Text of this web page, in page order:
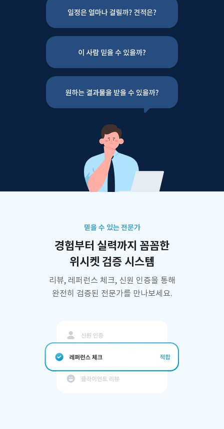
믿을 수 있는 전문가
경험부터 실력까지 꼼꼼한
위시켓 검증 시스템
리뷰, 레퍼런스 체크, 신원 인증을 통해
완전히 검증된 전문가를 만나보세요.